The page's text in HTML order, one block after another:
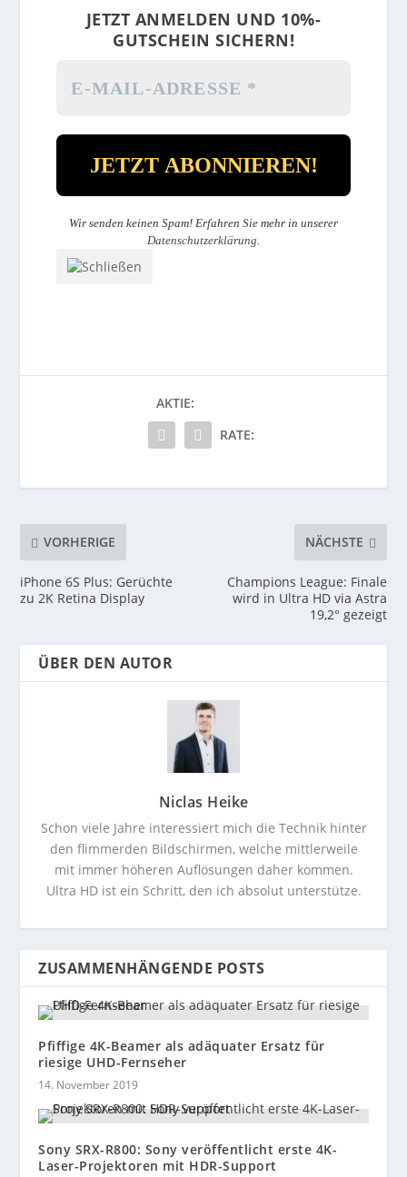
JETZT ANMELDEN UND 10%-
GUTSCHEIN SICHERN!
Wir senden keinen Spam! Erfahren Sie mehr in unserer
Datenschutzerklärung
AKTIE:
RATE:
VORHERIGE
iPhone 6S Plus: Gerüchte
zu 2K Retina Display
NÄCHSTE
Champions League: Finale
wird in Ultra HD via Astra
19,2° gezeigt
ÜBER DEN AUTOR
Niclas Heike
Schon viele Jahre interessiert mich die Technik hinter
den flimmerden Bildschirmen, welche mittlerweile
mit immer höheren Auflösungen daher kommen.
Ultra HD ist ein Schritt, den ich absolut unterstütze.
ZUSAMMENHÄNGENDE POSTS
Pfiffige 4K-Beamer als adäquater Ersatz für
riesige UHD-Fernseher
14. November 2019
Sony SRX-R800: Sony veröffentlicht erste 4K-
Laser-Projektoren mit HDR-Support